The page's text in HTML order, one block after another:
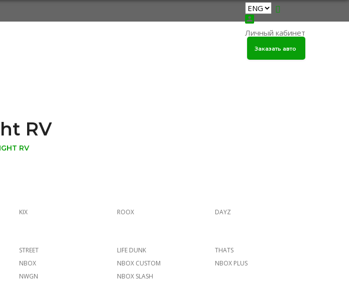
Личный кабинет
Заказать авто
RV
RV
KIX ROOX
DAYZ
STREET LIFE DUNK
THATS
NBOX NBOX CUSTOM
NBOX PLUS
NWGN NBOX SLASH